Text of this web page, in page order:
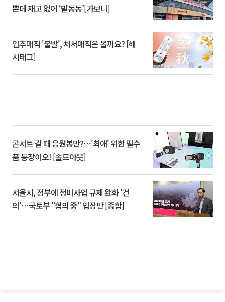
쁜데 재고 없어 ‘발동동’[가보니]
입추매직 '불발', 처서매직은 올까요? [해
시태그]
콘서트 갈 때 응원봉만?⋯'최애' 위한 필수
품 등장이오! [솔드아웃]
서울시, 정부에 정비사업 규제 완화 '건
의'⋯국토부 "협의 중" 입장만 [종합]